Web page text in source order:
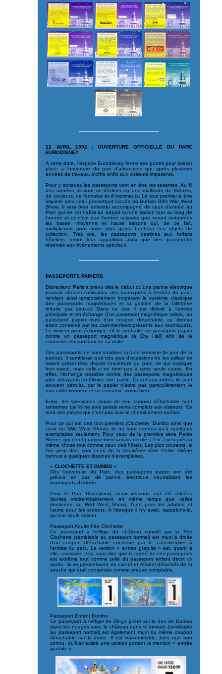
12 AVRIL 1992 : OUVERTURE OFFICIELLE DU PARC
EURODISNEY
A cette date, l’espace Eurodisney ferme ses portes pour laisser
place à l’ouverture du parc d’attractions qui, après plusieurs
années de travaux, s’offre enfin aux visiteurs impatients.
Pour y accéder, les passeports vont en être les sésames. Au fil
des années, ils vont se décliner en une multitude de thèmes,
de couleurs, de formules et d’imprimeurs. Le tout premier à être
imprimé sera celui permettant l’accès au Buffalo Bill's Wild West
Show. Il sera bien entendu accompagné de ceux d’entrée au
Parc qui ne connaîtra au départ qu’une saison tout au long de
l’année et ce n’est que l’année suivante que seront instaurées
les basse, moyenne et haute saisons qui, de ce fait,
multiplieront pour notre plus grand bonheur ces objets de
collection. Très vite, les passeports destinés aux forfaits
hôteliers feront leur apparition ainsi que des passeports
réservés aux évènements spéciaux.
PASSEPORTS PAPIERS
Disneyland Paris a prévu dès le début qu’une panne électrique
pouvait affecter l’utilisation des tourniquets à l’entrée du parc,
rendant ainsi temporairement inopérant le système classique
des passeports magnétiques et la gestion de la billetterie
induite par ceux-ci. Dans ce cas, il est délivré à l’entrée
principale et en échange d’un passeport magnétique valide, un
passeport papier muni d’un coupon détachable, ce dernier
étant conservé par les cast-members présents aux tourniquets.
Le visiteur peut échanger, s’il le souhaite, ce passeport papier
contre un passeport magnétique (à City Hall) afin de le
conserver en souvenir de sa visite.
Ces passeports ne sont valables qu’une semaine (le jour de la
panne). Il semblerait que très peu d’occasions de les utiliser se
soient présentées depuis l’ouverture du parc, ce qui explique
leur rareté, mais celle-ci ne tient pas à cette seule cause. En
effet, l’échange possible contre des passeports magnétiques
plus attrayants en élimine une partie. Quant aux autres, ils sont
souvent détruits, car le papier n’attire pas particulièrement le
non collectionneur et se conserve moins bien.
Enfin, les spécimens munis de leur coupon détachable sont
rarissimes car ils ne sont jamais remis complets aux visiteurs. Ce
sont des pièces qui n’ont pas suivi le cheminement normal.
Pour ce qui est des tout premiers (Clochette, Dumbo ainsi que
ceux du Wild West Show), ils ne sont connus qu’à quelques
exemplaires seulement. Pour ceux de la première série Petite
Sirène, qui n’ont pratiquement jamais circulé, c’est à peu près la
même chose tout comme ceux des hôtels. Les plus courants, si
l’on peut dire, sont ceux de la deuxième série Petite Sirène
connus à quelques dizaines d’exemplaires.
« CLOCHETTE ET DUMBO »
Dès l’ouverture du Parc, des passeports papier ont été
prévus en cas de panne électrique neutralisant les
tourniquets d’entrée.
Pour le Parc Disneyland, deux versions ont été éditées
(sorties vraisemblablement en même temps que celles
destinées au Wild West Show), l’une pour les adultes et
l’autre pour les enfants. À l’époque il n’y avait, rappelons-le,
qu’une seule saison.
Passeport Adulte Fée Clochette
Ce passeport à l’effigie du château survolé par la Fée
Clochette (semblable au passeport normal) est muni à droite
d’un coupon détachable conservé par le cast-member à
l’entrée du parc. La version « entrée gratuite » est, quant à
elle, rarissime. Il va sans dire que la rareté de ces passeports
est extrême tout comme celle du passeport enfant décrit ci-
après. Ils se présentaient en carnet et étaient détachés de la
souche qui était conservée comme preuve comptable.
Passeport Enfant Dumbo
Ce passeport à l’effigie de Dingo juché sur le dos de Dumbo
dans les nuages avec le château dans le lointain (semblable
au passeport normal) est également muni du même coupon
détachable sur la droite. Il est vraisemblable, bien que non
connu, qu’il ait existé une version portant la mention « entrée
gratuite ».